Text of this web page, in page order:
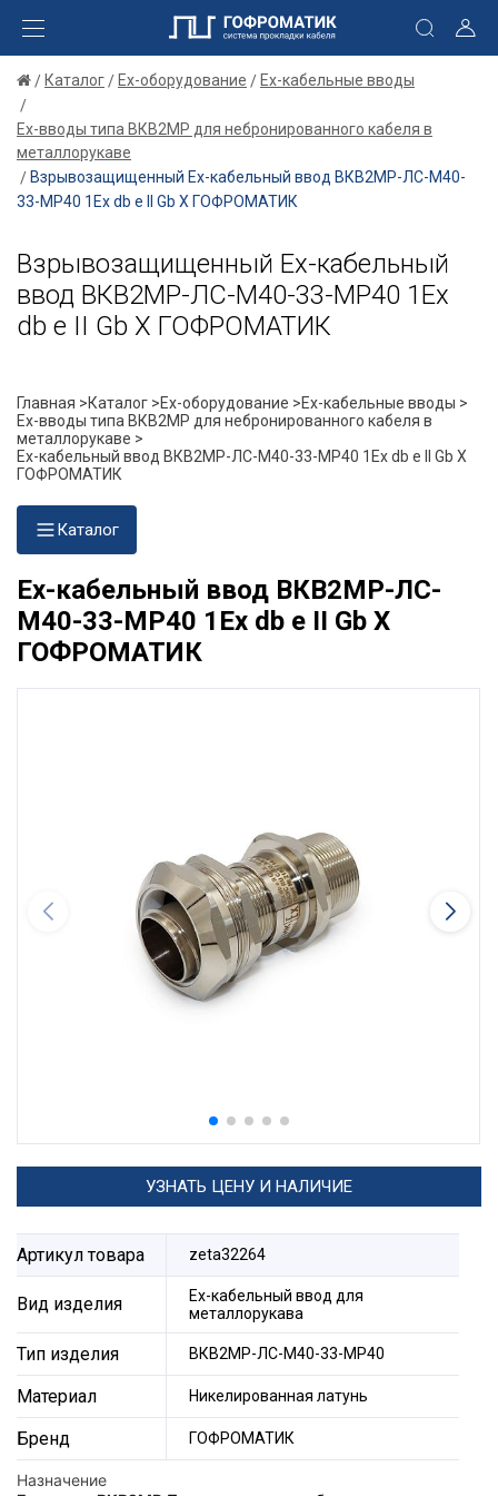
Каталог Ex-оборудование Ex-кабельные вводы
Ex-вводы типа ВКВ2МР для небронированного кабеля в
металлорукаве
Взрывозащищенный Ех-кабельный ввод ВКВ2МР-ЛС-М40-
33-МР40 1Ex db e II Gb X ГОФРОМАТИК
Взрывозащищенный Ех-кабельный
ввод ВКВ2МР-ЛС-М40-33-МР40 1Ex
db e II Gb X ГОФРОМАТИК
Главная >Каталог >Ex-оборудование >Ex-кабельные вводы >
Ex-вводы типа ВКВ2МР для небронированного кабеля в
металлорукаве >
Ех-кабельный ввод ВКВ2МР-ЛС-М40-33-МР40 1Ex db e II Gb X
ГОФРОМАТИК
Каталог
Ех-кабельный ввод ВКВ2МР-ЛС-
М40-33-МР40 1Ex db e II Gb X
ГОФРОМАТИК
УЗНАТЬ ЦЕНУ И НАЛИЧИЕ
Артикул товара zeta32264
Вид изделия
Ех-кабельный ввод для
металлорукава
Тип изделия ВКВ2МР-ЛС-М40-33-МР40
Материал Никелированная латунь
Бренд ГОФРОМАТИК
Назначение